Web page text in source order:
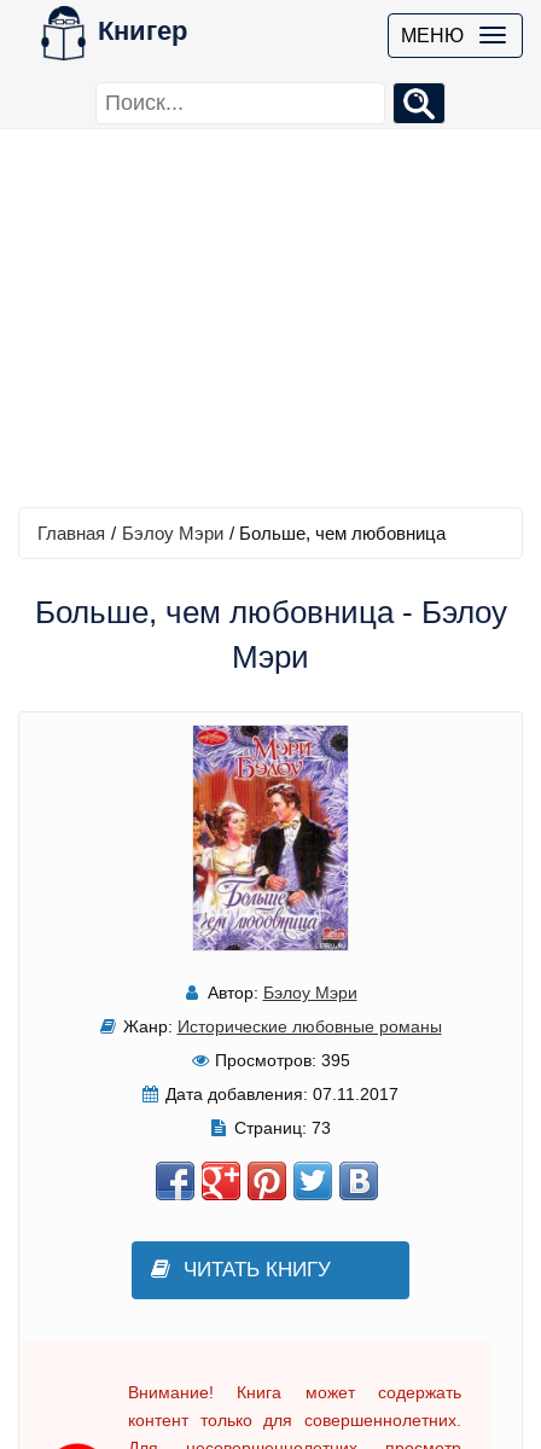
Книгер МЕНЮ
Главная / Бэлоу Мэри / Больше, чем любовница
Больше, чем любовница - Бэлоу
Мэри
Автор: Бэлоу Мэри
Жанр: Исторические любовные романы
Просмотров: 395
Дата добавления: 07.11.2017
Страниц: 73
ЧИТАТЬ КНИГУ
Внимание! Книга может содержать
контент только для совершеннолетних.